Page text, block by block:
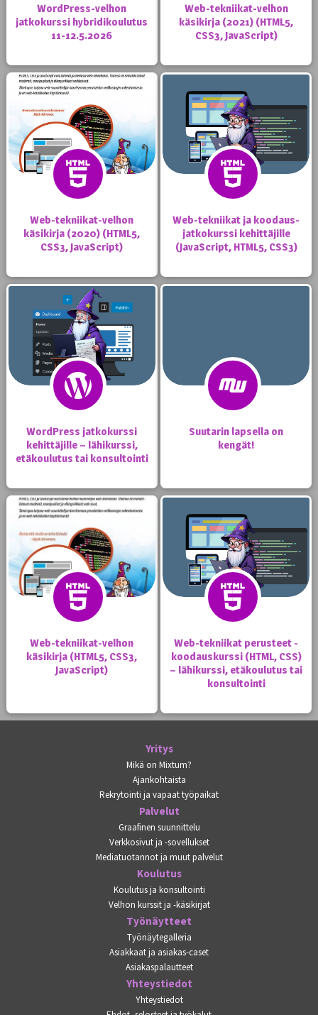
WordPress-velhon
jatkokurssi hybridikoulutus
11-12.5.2026
Web-tekniikat-velhon
käsikirja (2021) (HTML5,
CSS3, JavaScript)
Web-tekniikat-velhon
käsikirja (2020) (HTML5,
CSS3, JavaScript)
Web-tekniikat ja koodaus-
jatkokurssi kehittäjille
(JavaScript, HTML5, CSS3)
WordPress jatkokurssi
kehittäjille – lähikurssi,
etäkoulutus tai konsultointi
Suutarin lapsella on
kengät!
Web-tekniikat-velhon
käsikirja (HTML5, CSS3,
JavaScript)
Web-tekniikat perusteet -
koodauskurssi (HTML, CSS)
– lähikurssi, etäkoulutus tai
konsultointi
Yritys
Mikä on Mixtum?
Ajankohtaista
Rekrytointi ja vapaat työpaikat
Palvelut
Graafinen suunnittelu
Verkkosivut ja -sovellukset
Mediatuotannot ja muut palvelut
Koulutus
Koulutus ja konsultointi
Velhon kurssit ja -käsikirjat
Työnäytteet
Työnäytegalleria
Asiakkaat ja asiakas-caset
Asiakaspalautteet
Yhteystiedot
Yhteystiedot